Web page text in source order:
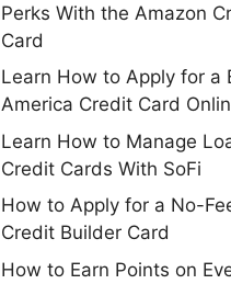
Perks With the Amazon
Card
Learn How to Apply for a
America Credit Card
Learn How to Manage
Credit Cards With SoFi
How to Apply for a No-
Credit Builder Card
How to Earn Points on